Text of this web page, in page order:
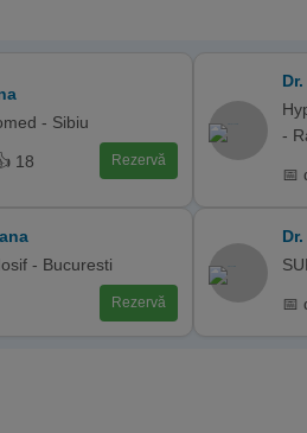
- Sibiu
18 Rezervă
-
📅
- Bucuresti
Rezervă 📅